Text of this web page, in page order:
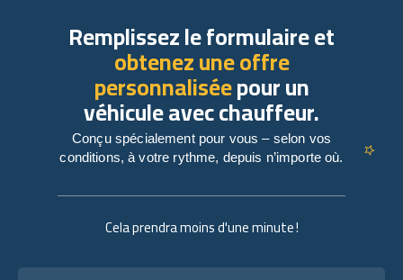
Cela prendra moins d'une minute !
Remplissez le formulaire et
obtenez une offre
personnaliséepour un
véhicule avec chauffeur.
Conçu spécialement pour vous – selon vos
conditions, à votre rythme, depuis n’importe où.